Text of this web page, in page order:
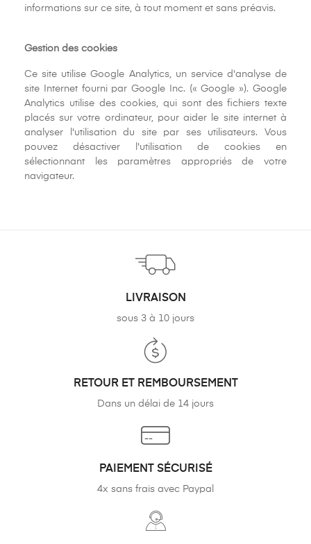
informations sur ce site, à tout moment et sans préavis.
Gestion des cookies
Ce site utilise Google Analytics, un service d'analyse de
site Internet fourni par Google Inc. (« Google »). Google
Analytics utilise des cookies, qui sont des fichiers texte
placés sur votre ordinateur, pour aider le site internet à
analyser l'utilisation du site par ses utilisateurs. Vous
pouvez désactiver l'utilisation de cookies en
sélectionnant les paramètres appropriés de votre
navigateur.
LIVRAISON
sous 3 à 10 jours
RETOUR ET REMBOURSEMENT
Dans un délai de 14 jours
PAIEMENT SÉCURISÉ
4x sans frais avec Paypal